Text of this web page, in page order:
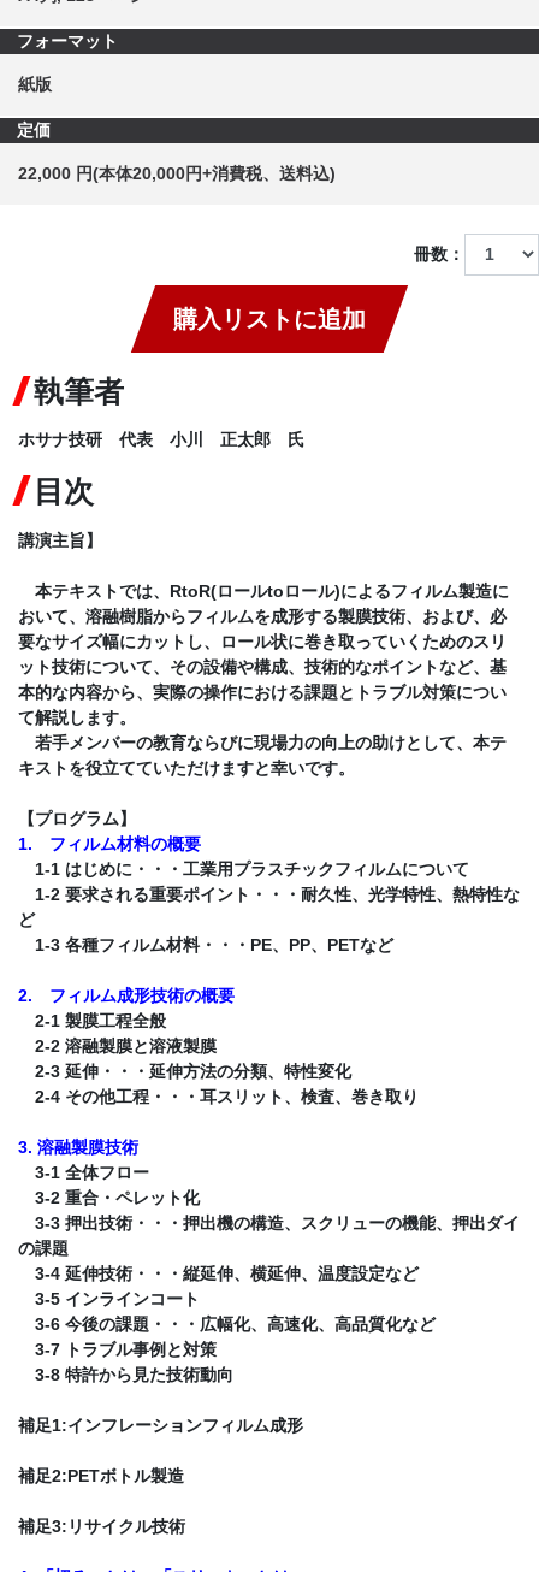
フォーマット
紙版
定価
22,000 円(本体20,000円+消費税、送料込)
冊数：
購入リストに追加
執筆者
ホサナ技研 代表 小川 正太郎 氏
目次
講演主旨】
本テキストでは、RtoR(ロールtoロール)によるフィルム製造に
おいて、溶融樹脂からフィルムを成形する製膜技術、および、必
要なサイズ幅にカットし、ロール状に巻き取っていくためのスリ
ット技術について、その設備や構成、技術的なポイントなど、基
本的な内容から、実際の操作における課題とトラブル対策につい
て解説します。
若手メンバーの教育ならびに現場力の向上の助けとして、本テ
キストを役立てていただけますと幸いです。
【プログラム】
1. フィルム材料の概要
1-1 はじめに・・・工業用プラスチックフィルムについて
1-2 要求される重要ポイント・・・耐久性、光学特性、熱特性な
ど
1-3 各種フィルム材料・・・PE、PP、PETなど
2. フィルム成形技術の概要
2-1 製膜工程全般
2-2 溶融製膜と溶液製膜
2-3 延伸・・・延伸方法の分類、特性変化
2-4 その他工程・・・耳スリット、検査、巻き取り
3. 溶融製膜技術
3-1 全体フロー
3-2 重合・ペレット化
3-3 押出技術・・・押出機の構造、スクリューの機能、押出ダイ
の課題
3-4 延伸技術・・・縦延伸、横延伸、温度設定など
3-5 インラインコート
3-6 今後の課題・・・広幅化、高速化、高品質化など
3-7 トラブル事例と対策
3-8 特許から見た技術動向
補足1:インフレーションフィルム成形
補足2:PETボトル製造
補足3:リサイクル技術